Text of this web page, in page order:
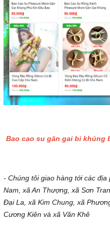
Bao cao su gân gai bi khủng
- Chúng tôi giao hàng tới các
Nam, xã An Thượng, xã Sơn
Đại La, xã Kim Chung, xã
Cương Kiên và xã Văn Khê